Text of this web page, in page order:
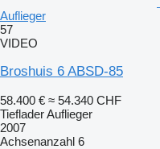
Auflieger
57
VIDEO
Broshuis 6 ABSD-85
58.400 € ≈ 54.340 CHF
Tieflader Auflieger
2007
Achsenanzahl 6